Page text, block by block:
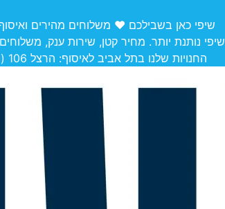
שיפי כאן בשבילכם ❤️ משלוחים מהירים ואיסוף הרצל 106 תל אביב זמינים
שיפי נותנת יותר. מחיר קטן, שירות ענק,
החנויות שלנו בתל אביב לאיסוף: הרצל 106 (סניף ראשי), אבן גבירול 104, דיזנגוף 109